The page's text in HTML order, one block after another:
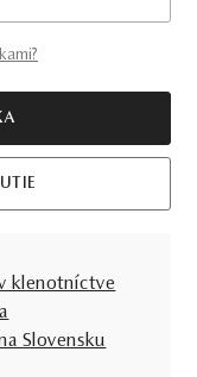
klenotníctve
Slovensku